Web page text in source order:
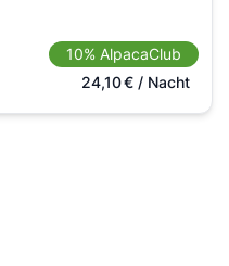
10% AlpacaClub
24,10€ / Nacht